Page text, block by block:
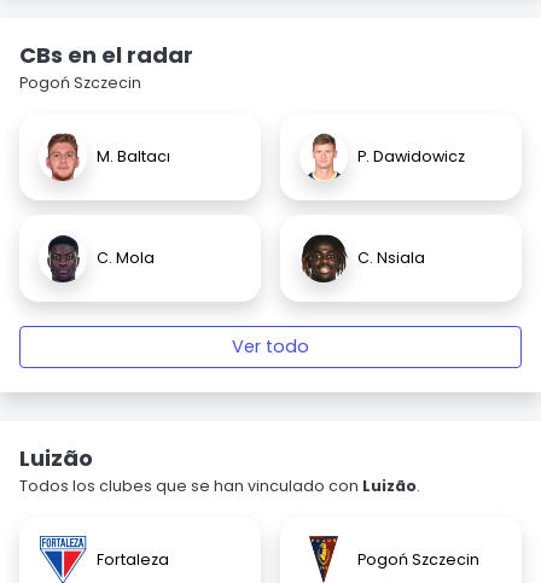
CBs en el radar
Pogoń Szczecin
M. Baltacı P. Dawidowicz
C. Mola C. Nsiala
Ver todo
Luizão
Todos los clubes que se han vinculado con Luizão.
Fortaleza Pogoń Szczecin